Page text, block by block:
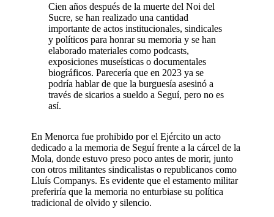
Cien años después de la muerte del Noi del
Sucre, se han realizado una cantidad
importante de actos institucionales, sindicales
y políticos para honrar su memoria y se han
elaborado materiales como podcasts,
exposiciones museísticas o documentales
biográficos. Parecería que en 2023 ya se
podría hablar de que la burguesía asesinó a
través de sicarios a sueldo a Seguí, pero no es
así.
En Menorca fue prohibido por el Ejército un acto
dedicado a la memoria de Seguí frente a la cárcel de la
Mola, donde estuvo preso poco antes de morir, junto
con otros militantes sindicalistas o republicanos como
Lluís Companys. Es evidente que el estamento militar
preferiría que la memoria no enturbiase su política
tradicional de olvido y silencio.